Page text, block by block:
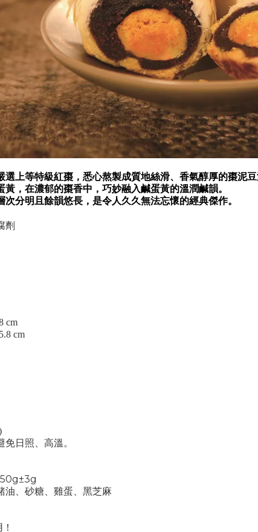
選上等特級紅棗， 悉心熬製成質地絲滑、香氣醇厚的棗泥豆
，在濃郁的棗香中，巧妙融入鹹蛋黃的溫潤鹹韻。
分明且餘韻悠長，是令人久久無法忘懷的經典傑作。
劑
cm
cm
日照、高溫。
油、砂糖、雞蛋、黑芝麻